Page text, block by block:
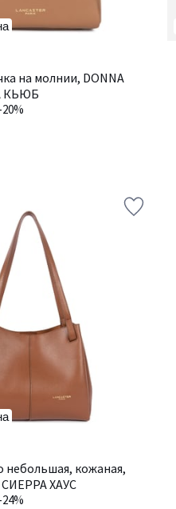
на молнии, DONNA
КЬЮБ
-20%
небольшая, кожаная,
СИЕРРА ХАУС
-24%